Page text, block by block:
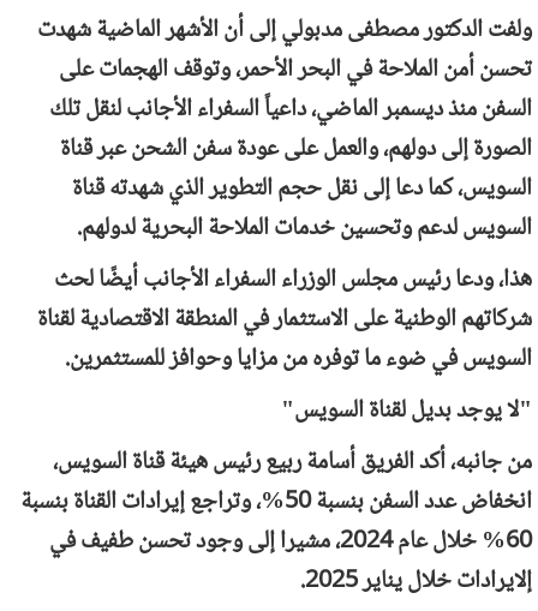
ولفت الدكتور مصطفى مدبولي إلى أن الأشهر الماضية شهدت
تحسن أمن الملاحة في البحر الأحمر، وتوقف الهجمات على
السفن منذ ديسمبر الماضي، داعياً السفراء الأجانب لنقل تلك
الصورة إلى دولهم، والعمل على عودة سفن الشحن عبر قناة
السويس، كما دعا إلى نقل حجم التطوير الذي شهدته قناة
السويس لدعم وتحسين خدمات الملاحة البحرية لدولهم.
هذا، ودعا رئيس مجلس الوزراء السفراء الأجانب أيضًا لحث
شركاتهم الوطنية على الاستثمار في المنطقة الاقتصادية لقناة
السويس في ضوء ما توفره من مزايا وحوافز للمستثمرين.
"لا يوجد بديل لقناة السويس"
من جانبه، أكد الفريق أسامة ربيع رئيس هيئة قناة السويس،
انخفاض عدد السفن بنسبة 50%، وتراجع إيرادات القناة بنسبة
60% خلال عام 2024، مشيرا إلى وجود تحسن طفيف في
إلايرادات خلال يناير 2025.